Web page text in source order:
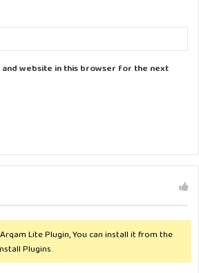
and website in this browser for the next
Lite Plugin, You can install it from the
Plugins.